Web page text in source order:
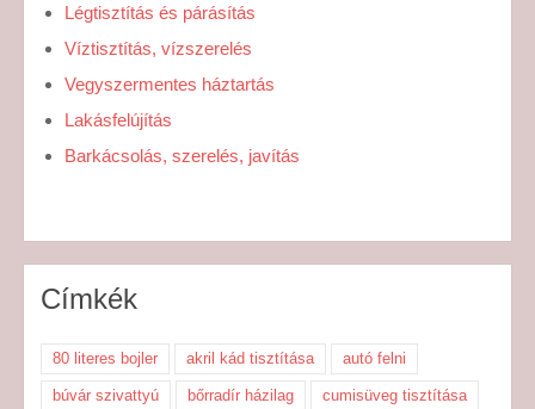
Légtisztítás és párásítás
Víztisztítás, vízszerelés
Vegyszermentes háztartás
Lakásfelújítás
Barkácsolás, szerelés, javítás
Címkék
80 literes bojler akril kád tisztítása autó felni
búvár szivattyú bőrradír házilag cumisüveg tisztítása